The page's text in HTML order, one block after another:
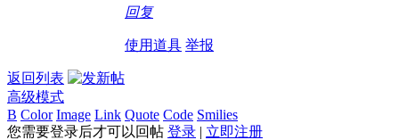
回复
使用道具 举报
返回列表
高级模式
B Color Image Link Quote Code Smilies
您需要登录后才可以回帖 登录 | 立即注册